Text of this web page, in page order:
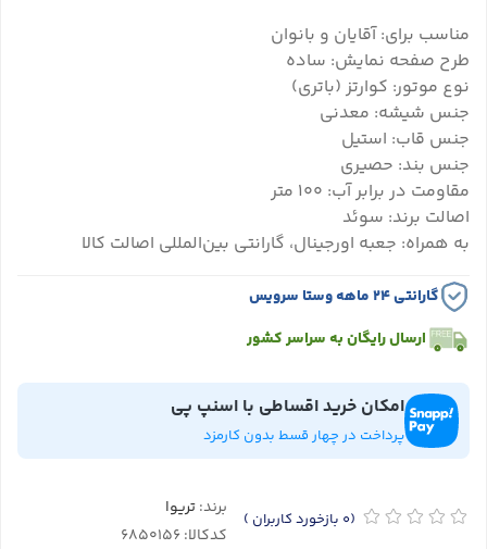
مناسب برای: آقایان و بانوان
طرح صفحه نمایش: ساده
نوع موتور: کوارتز (باتری)
جنس شیشه: معدنی
جنس قاب: استیل
جنس بند: حصیری
مقاومت در برابر آب: 100 متر
اصالت برند: سوئد
به همراه: جعبه اورجینال، گارانتی بین‌المللی اصالت کالا
گارانتی ۲۴ ماهه وستا سرویس
ارسال رایگان به سراسر کشور
امکان خرید اقساطی با اسنپ پی
پرداخت در چهار قسط بدون کارمزد
(0 بازخورد کاربران ) برند:تریوا
کدکالا: